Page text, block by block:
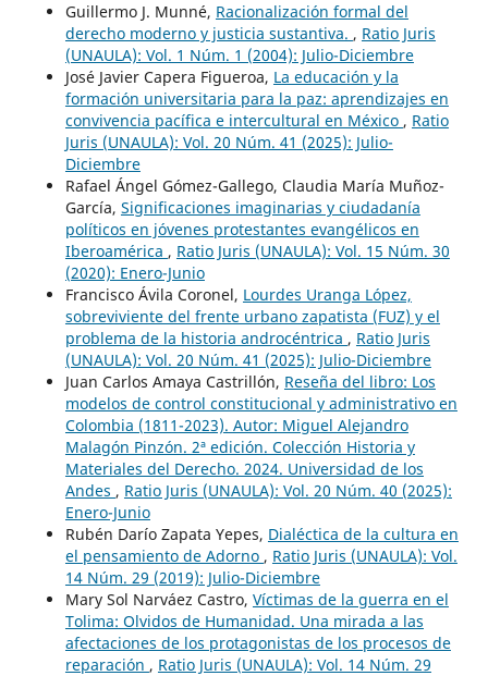
Guillermo J. Munné, Racionalización formal del
derecho moderno y justicia sustantiva. , Ratio Juris
(UNAULA): Vol. 1 Núm. 1 (2004): Julio-Diciembre
José Javier Capera Figueroa, La educación y la
formación universitaria para la paz: aprendizajes en
convivencia pacífica e intercultural en México , Ratio
Juris (UNAULA): Vol. 20 Núm. 41 (2025): Julio-
Diciembre
Rafael Ángel Gómez-Gallego, Claudia María Muñoz-
García, Significaciones imaginarias y ciudadanía
políticos en jóvenes protestantes evangélicos en
Iberoamérica , Ratio Juris (UNAULA): Vol. 15 Núm. 30
(2020): Enero-Junio
Francisco Ávila Coronel, Lourdes Uranga López,
sobreviviente del frente urbano zapatista (FUZ) y el
problema de la historia androcéntrica , Ratio Juris
(UNAULA): Vol. 20 Núm. 41 (2025): Julio-Diciembre
Juan Carlos Amaya Castrillón, Reseña del libro: Los
modelos de control constitucional y administrativo en
Colombia (1811-2023). Autor: Miguel Alejandro
Malagón Pinzón. 2ª edición. Colección Historia y
Materiales del Derecho. 2024. Universidad de los
Andes , Ratio Juris (UNAULA): Vol. 20 Núm. 40 (2025):
Enero-Junio
Rubén Darío Zapata Yepes, Dialéctica de la cultura en
el pensamiento de Adorno , Ratio Juris (UNAULA): Vol.
14 Núm. 29 (2019): Julio-Diciembre
Mary Sol Narváez Castro, Víctimas de la guerra en el
Tolima: Olvidos de Humanidad. Una mirada a las
afectaciones de los protagonistas de los procesos de
reparación , Ratio Juris (UNAULA): Vol. 14 Núm. 29